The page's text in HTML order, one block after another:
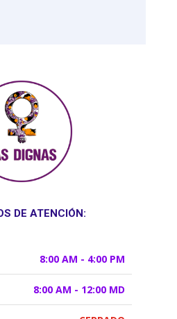
DE ATENCIÓN:
8:00 AM - 4:00 PM
8:00 AM - 12:00 MD